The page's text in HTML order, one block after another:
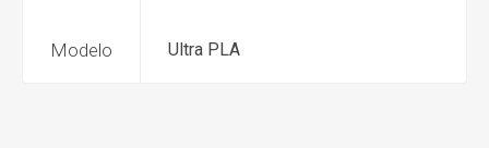
Modelo Ultra PLA